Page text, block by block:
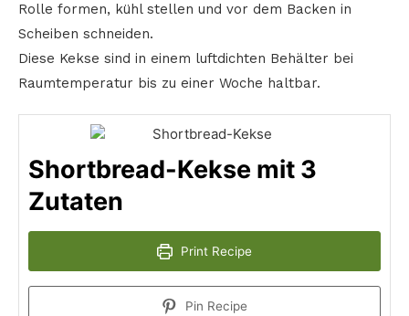
Rolle formen, kühl stellen und vor dem Backen in
Scheiben schneiden.
Diese Kekse sind in einem luftdichten Behälter bei
Raumtemperatur bis zu einer Woche haltbar.
Shortbread-Kekse mit 3
Zutaten
Print Recipe
Pin Recipe